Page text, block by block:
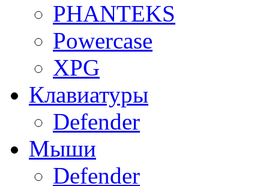
PHANTEKS
Powercase
XPG
Клавиатуры
Defender
Мыши
Defender